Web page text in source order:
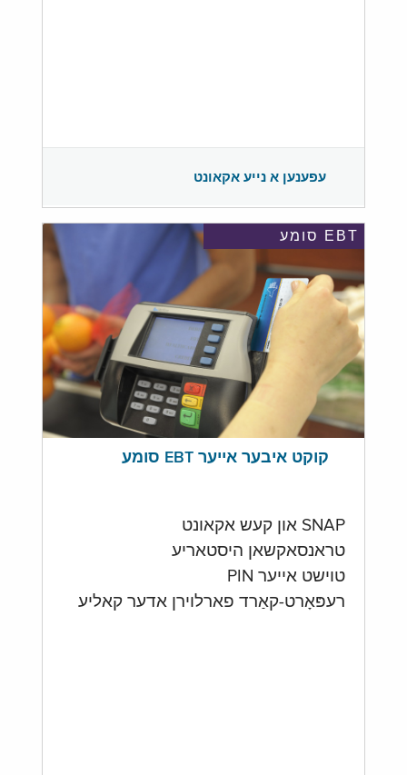
עפענען א נייע אקאונט
EBT סומע
קוקט איבער אייער EBT סומע
SNAP און קעש אקאונט
טראנסאקשאן היסטאריע
טוישט אייער PIN
רעפּאָרט-קאַרד פארלוירן אדער קאליע